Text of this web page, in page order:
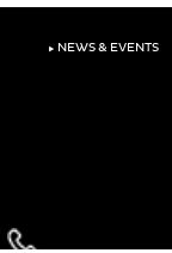
‣ NEWS & EVENTS